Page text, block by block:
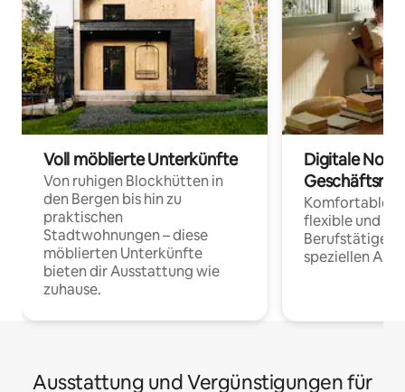
Voll möblierte Unterkünfte
Von ruhigen Blockhütten in
den Bergen bis hin zu
praktischen
Stadtwohnungen – diese
möblierten Unterkünfte
bieten dir Ausstattung wie
zuhause.
Digitale
Komfortable
flexible und
Berufstätige
speziellen
Ausstattung und Vergünstigungen für